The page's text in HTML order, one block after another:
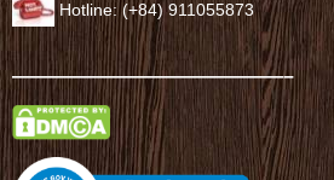
Hotline: (+84) 911055873
——————————————–